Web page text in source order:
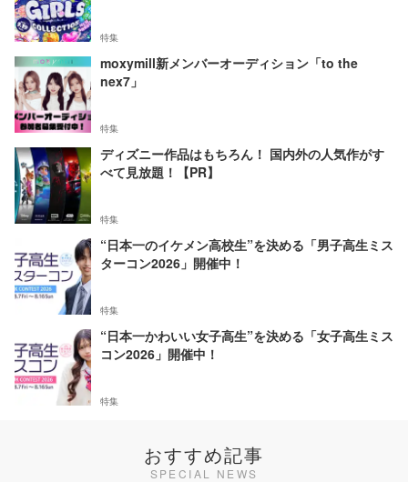
特集
moxymill新メンバーオーディション「to the
nex7」
特集
ディズニー作品はもちろん！ 国内外の人気作がす
べて見放題！【PR】
特集
“日本一のイケメン高校生”を決める「男子高生ミス
ターコン2026」開催中！
特集
“日本一かわいい女子高生”を決める「女子高生ミス
コン2026」開催中！
特集
おすすめ記事
SPECIAL NEWS